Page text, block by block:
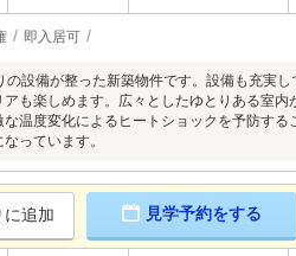
即入居可
設備が整った新築物件です。設備も充実
も楽しめます。広々としたゆとりある室
温度変化によるヒートショックを予防する
っています。
に追加 見学予約をする